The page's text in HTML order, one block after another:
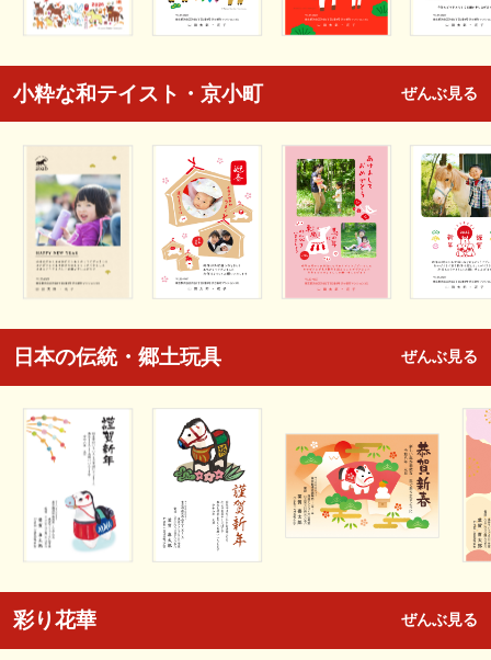
小粋な和テイスト・京小町 ぜんぶ見る
日本の伝統・郷土玩具 ぜんぶ見る
彩り花華 ぜんぶ見る